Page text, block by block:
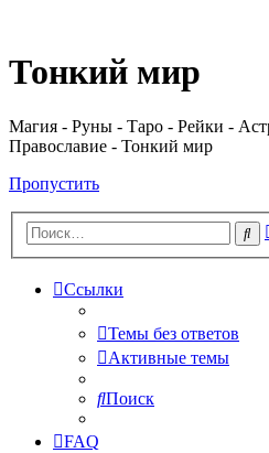
Тонкий мир
Магия - Руны - Таро - Рейки -
Православие - Тонкий мир
Пропустить
Ссылки
Темы без ответов
Активные темы
Поиск
FAQ